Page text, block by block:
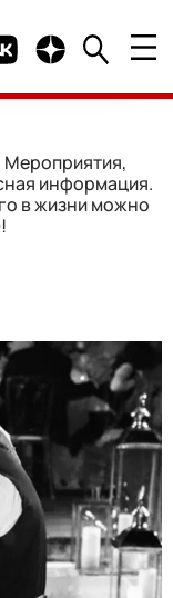
канал HELLO
HELLO
Канал HELLO в
Мероприятия,
информация.
в жизни можно